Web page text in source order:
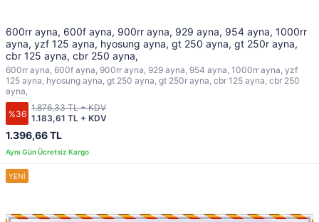
600rr ayna, 600f ayna, 900rr ayna, 929 ayna, 954 ayna, 1000rr
ayna, yzf 125 ayna, hyosung ayna, gt 250 ayna, gt 250r ayna,
cbr 125 ayna, cbr 250 ayna,
600rr ayna, 600f ayna, 900rr ayna, 929 ayna, 954 ayna, 1000rr ayna, yzf
125 ayna, hyosung ayna, gt 250 ayna, gt 250r ayna, cbr 125 ayna, cbr 250
ayna,
%36
1.396,66 TL
1.183,61 TL + KDV
1.876,33 TL + KDV